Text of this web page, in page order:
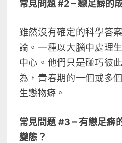
常見問題 #2 – 戀足癖的
雖然沒有確定的科學答
論。一種以大腦中處理
中心。他們只是碰巧彼
為，青春期的一個或多
生戀物癖。
常見問題 #3 – 有戀足癖
變態？